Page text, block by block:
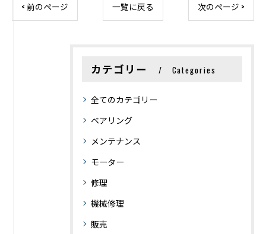
< 前のページ 一覧に戻る 次のページ >
カテゴリー Categories
全てのカテゴリー
ベアリング
メンテナンス
モーター
修理
機械修理
販売